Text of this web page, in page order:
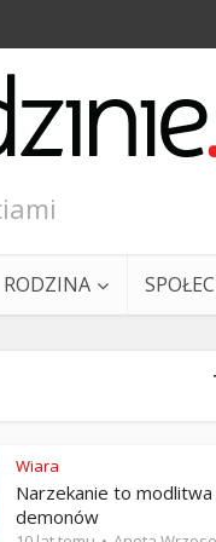
RODZINA
Wiara
Narzekanie to modlitwa
demonów